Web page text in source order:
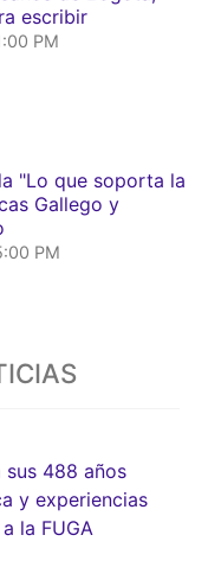
escribir
PM
"Lo que soporta la
Gallego y
PM
488 años
y experiencias
la FUGA